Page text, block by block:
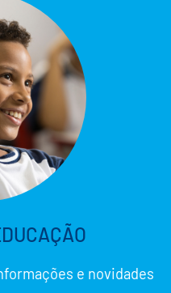
e novidades